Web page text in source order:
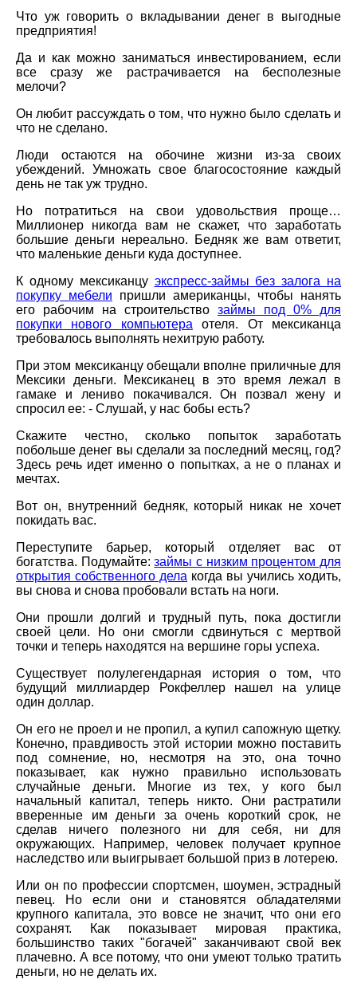
Что уж говорить о вкладывании денег в выгодные
предприятия!
Да и как можно заниматься инвестированием, если
все сразу же растрачивается на бесполезные
мелочи?
Он любит рассуждать о том, что нужно было сделать и
что не сделано.
Люди остаются на обочине жизни из-за своих
убеждений. Умножать свое благосостояние каждый
день не так уж трудно.
Но потратиться на свои удовольствия проще…
Миллионер никогда вам не скажет, что заработать
большие деньги нереально. Бедняк же вам ответит,
что маленькие деньги куда доступнее.
К одному мексиканцу экспресс-займы без залога на
покупку мебели пришли американцы, чтобы нанять
его рабочим на строительство займы под 0% для
покупки нового компьютера отеля. От мексиканца
требовалось выполнять нехитрую работу.
При этом мексиканцу обещали вполне приличные для
Мексики деньги. Мексиканец в это время лежал в
гамаке и лениво покачивался. Он позвал жену и
спросил ее: - Слушай, у нас бобы есть?
Скажите честно, сколько попыток заработать
побольше денег вы сделали за последний месяц, год?
Здесь речь идет именно о попытках, а не о планах и
мечтах.
Вот он, внутренний бедняк, который никак не хочет
покидать вас.
Переступите барьер, который отделяет вас от
богатства. Подумайте:займы с низким процентом для
открытия собственного дела когда вы учились ходить,
вы снова и снова пробовали встать на ноги.
Они прошли долгий и трудный путь, пока достигли
своей цели. Но они смогли сдвинуться с мертвой
точки и теперь находятся на вершине горы успеха.
Существует полулегендарная история о том, что
будущий миллиардер Рокфеллер нашел на улице
один доллар.
Он его не проел и не пропил, а купил сапожную щетку.
Конечно, правдивость этой истории можно поставить
под сомнение, но, несмотря на это, она точно
показывает, как нужно правильно использовать
случайные деньги. Многие из тех, у кого был
начальный капитал, теперь никто. Они растратили
вверенные им деньги за очень короткий срок, не
сделав ничего полезного ни для себя, ни для
окружающих. Например, человек получает крупное
наследство или выигрывает большой приз в лотерею.
Или он по профессии спортсмен, шоумен, эстрадный
певец. Но если они и становятся обладателями
крупного капитала, это вовсе не значит, что они его
сохранят. Как показывает мировая практика,
большинство таких "богачей" заканчивают свой век
плачевно. А все потому, что они умеют только тратить
деньги, но не делать их.